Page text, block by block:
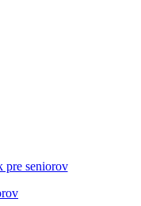
pre seniorov